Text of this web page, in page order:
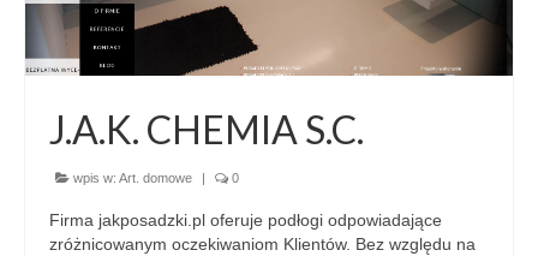
J.A.K. CHEMIA S.C.
wpis w: Art. domowe 0
Firma jakposadzki.pl oferuje podłogi odpowiadające
zróżnicowanym oczekiwaniom Klientów. Bez względu na